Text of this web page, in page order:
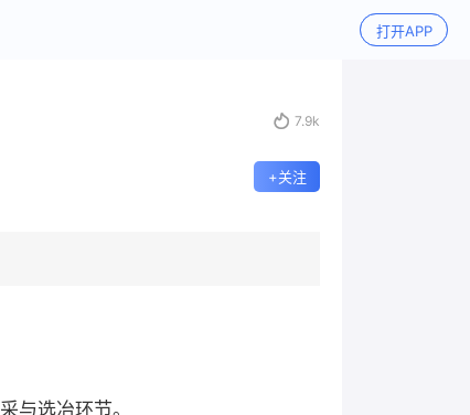
打开APP
 7.9k
+关注
与选冶环节。